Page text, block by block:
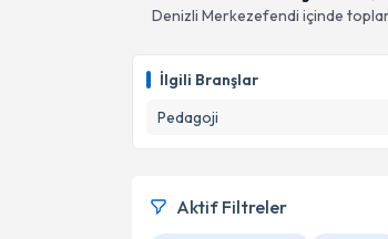
Denizli Merkezefendi içinde
İlgili Branşlar
Pedagoji
Aktif Filtreler